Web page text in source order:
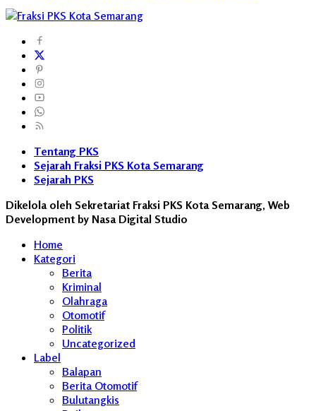
Tentang PKS
Sejarah Fraksi PKS Kota Semarang
Sejarah PKS
Dikelola oleh Sekretariat Fraksi PKS Kota Semarang, Web
Development by Nasa Digital Studio
Home
Kategori
Berita
Kriminal
Olahraga
Otomotif
Politik
Uncategorized
Label
Balapan
Berita Otomotif
Bulutangkis